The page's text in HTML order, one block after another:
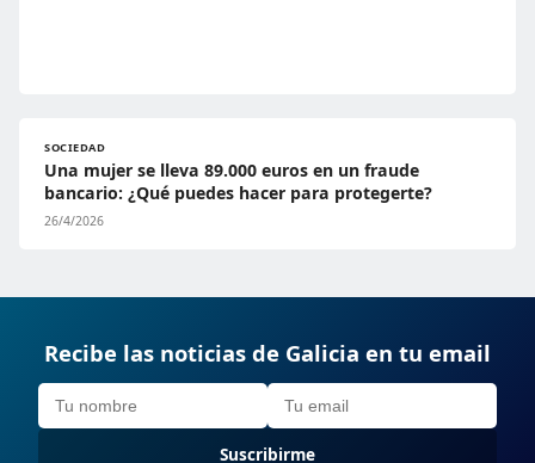
SOCIEDAD
Una mujer se lleva 89.000 euros en un fraude
bancario: ¿Qué puedes hacer para protegerte?
26/4/2026
Recibe las noticias de Galicia en tu email
Suscribirme